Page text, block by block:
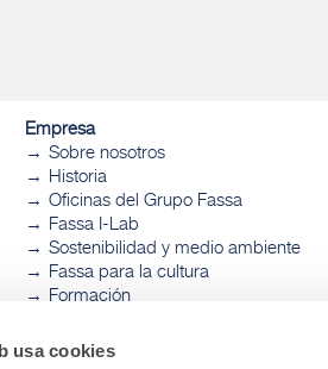
usa cookies
Empresa
Sobre nosotros
Historia
Oficinas del Grupo Fassa
Fassa I-Lab
Sostenibilidad y medio ambiente
Fassa para la cultura
Formación